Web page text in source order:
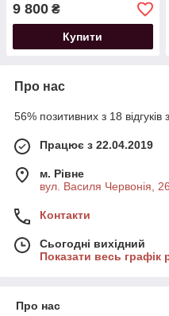
9 800 ₴
Купити
Про нас
56% позитивних з 18 відгуків
Працює з 22.04.2019
м. Рівне
вул. Василя Червонія,
Контакти
Сьогодні вихідний
Показати весь графік
Про нас